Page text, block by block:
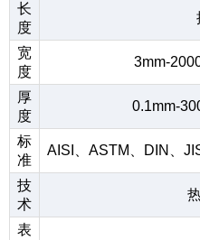
长
度
宽
度
3mm-
厚
度
0.1mm-
标
准
AISI、ASTM、DIN、
技
术
表